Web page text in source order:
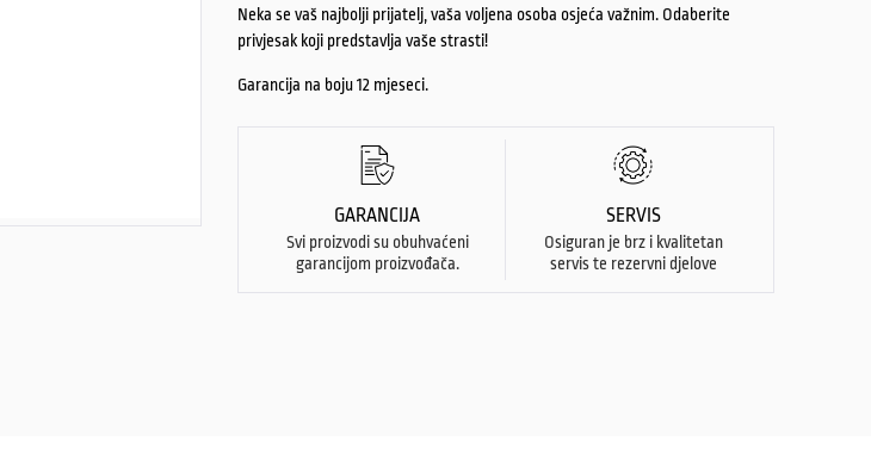
Neka se vaš najbolji prijatelj, vaša voljena osoba osjeća važnim. Odaberite
privjesak koji predstavlja vaše strasti!
Garancija na boju 12 mjeseci.
GARANCIJA
Svi proizvodi su obuhvaćeni
garancijom proizvođača.
SERVIS
Osiguran je brz i kvalitetan
servis te rezervni djelove